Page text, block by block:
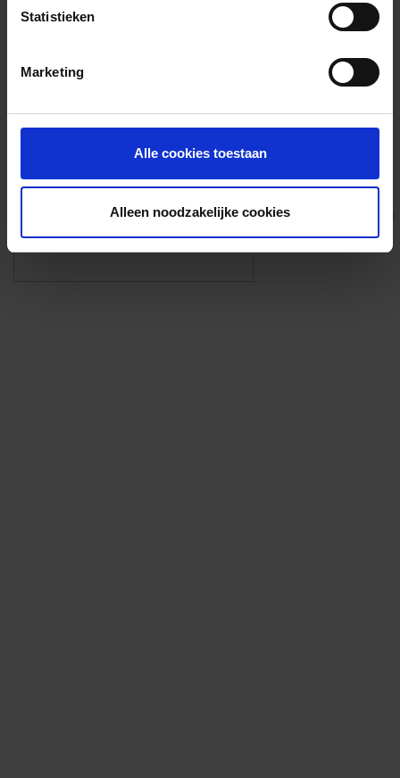
Statistieken
Marketing
Alle cookies toestaan
Alleen noodzakelijke cookies
Foto’s ({{photos.length}})
Eigen foto’s